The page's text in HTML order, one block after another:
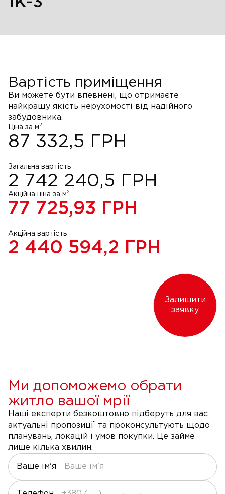
Вартість приміщення
Ви можете бути впевнені, що отримаєте
найкращу якість нерухомості від надійного
забудовника.
Ціна за м 2
87 332,5 ГРН
Загальна вартість
2 742 240,5 ГРН
Акційна ціна за м 2
77 725,93 ГРН
Акційна вартість
2 440 594,2 ГРН
Залишити
заявку
Ми допоможемо обрати
житло вашої мрії
Наші експерти безкоштовно підберуть для вас
актуальні пропозиції та проконсультують щодо
планувань, локацій і умов покупки. Це займе
лише кілька хвилин.
Ваше ім'я